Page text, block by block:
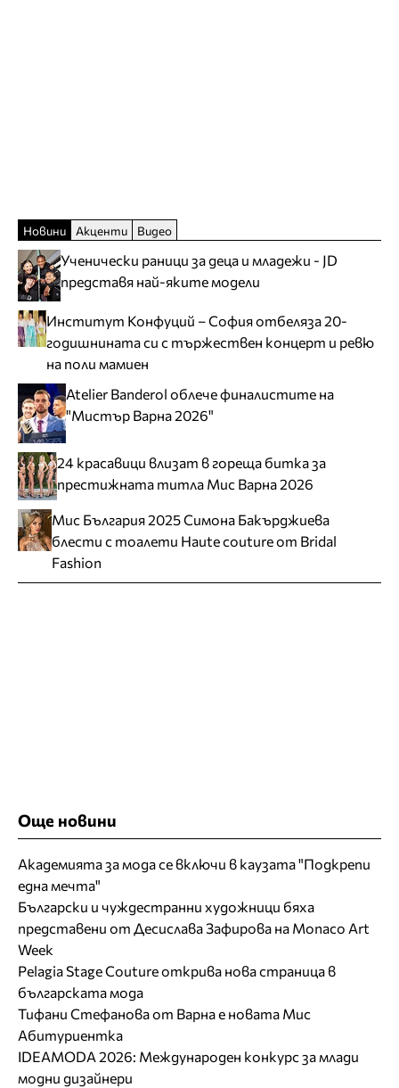
Новини Акценти Видео
Ученически раници за деца и младежи - JD
представя най-яките модели
Институт Конфуций – София отбеляза 20-
годишнината си с тържествен концерт и ревю
на поли мамиен
Atelier Banderol облече финалистите на
"Мистър Варна 2026"
24 красавици влизат в гореща битка за
престижната титла Мис Варна 2026
Мис България 2025 Симона Бакърджиева
блести с тоалети Haute couture от Bridal
Fashion
Още новини
Академията за мода се включи в каузата "Подкрепи
една мечта"
Български и чуждестранни художници бяха
представени от Десислава Зафирова на Monaco Art
Week
Pelagia Stage Couture открива нова страница в
българската мода
Тифани Стефанова от Варна е новата Мис
Абитуриентка
IDEAMODA 2026: Международен конкурс за млади
модни дизайнери